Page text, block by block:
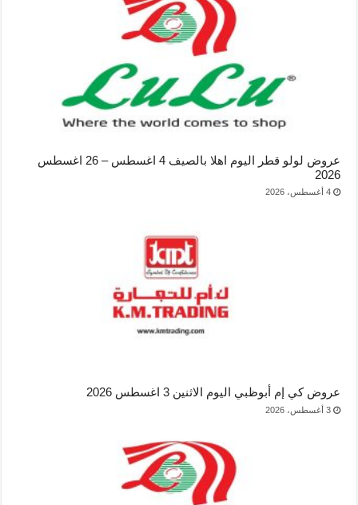
عروض لولو قطر اليوم اهلا بالصيف 4 اغسطس – 26 اغسطس
2026
4 أغسطس، 2026
عروض كي إم أبوظبي اليوم الاثنين 3 اغسطس 2026
3 أغسطس، 2026